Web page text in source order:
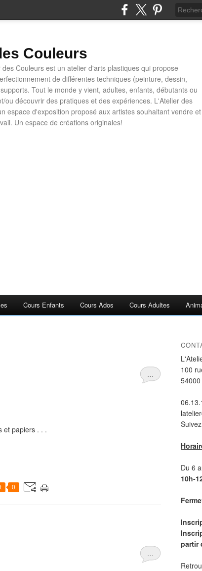
Couleurs
des Couleurs est un atelier d'arts plastiques qui propose
de différentes techniques (peinture, dessin,
Tout le monde y vient, adultes, enfants, débutants ou
ou découvrir des pratiques et des expériences. L'Atelier des
espace d'exposition proposé aux artistes souhaitant vendre et
Un espace de créations originales!
Cours Enfants Cours Ados Cours Adultes
…
et papiers . . .
0
…
100
54000
Du 6
10h-
partir